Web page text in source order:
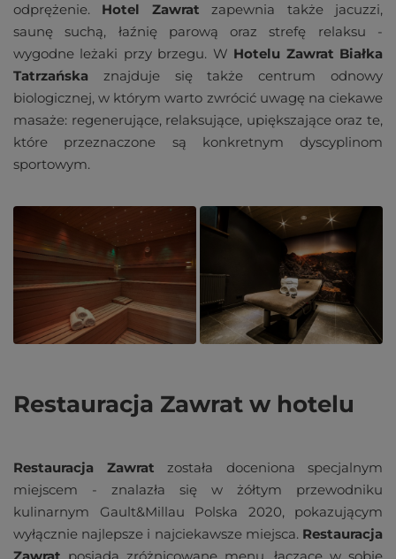
odprężenie. Hotel Zawrat zapewnia także jacuzzi,
saunę suchą, łaźnię parową oraz strefę relaksu -
wygodne leżaki przy brzegu. W Hotelu Zawrat Białka
Tatrzańska znajduje się także centrum odnowy
biologicznej, w którym warto zwrócić uwagę na ciekawe
masaże: regenerujące, relaksujące, upiększające oraz te,
które przeznaczone są konkretnym dyscyplinom
sportowym.
Restauracja Zawrat w hotelu
Restauracja Zawrat została doceniona specjalnym
miejscem - znalazła się w żółtym przewodniku
kulinarnym Gault&Millau Polska 2020, pokazującym
wyłącznie najlepsze i najciekawsze miejsca. Restauracja
Zawrat posiada zróżnicowane menu, łączące w sobie